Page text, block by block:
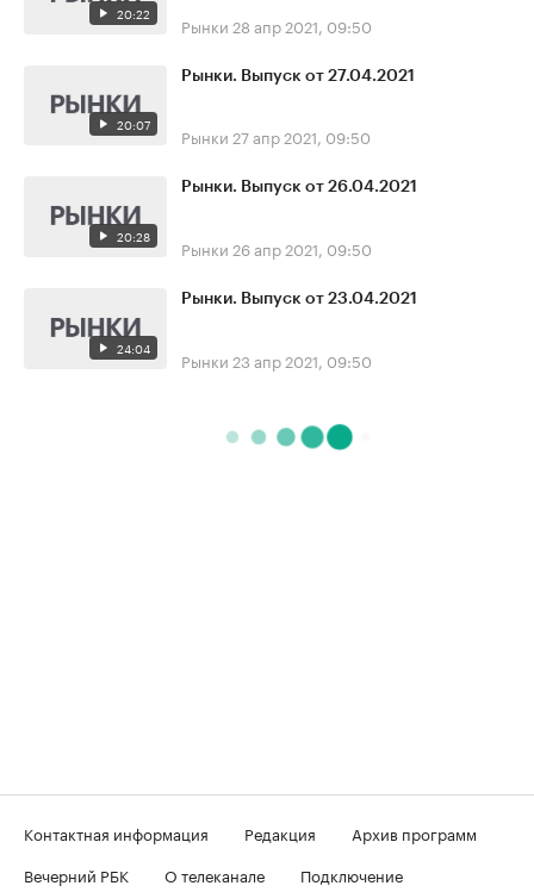
20:22 Рынки 28 апр 2021, 09:50
20:07
Рынки. Выпуск от 27.04.2021
Рынки 27 апр 2021, 09:50
20:28
Рынки. Выпуск от 26.04.2021
Рынки 26 апр 2021, 09:50
24:04
Рынки. Выпуск от 23.04.2021
Рынки 23 апр 2021, 09:50
Контактная информация Редакция
Архив программ
Вечерний РБК
О телеканале
Подключение